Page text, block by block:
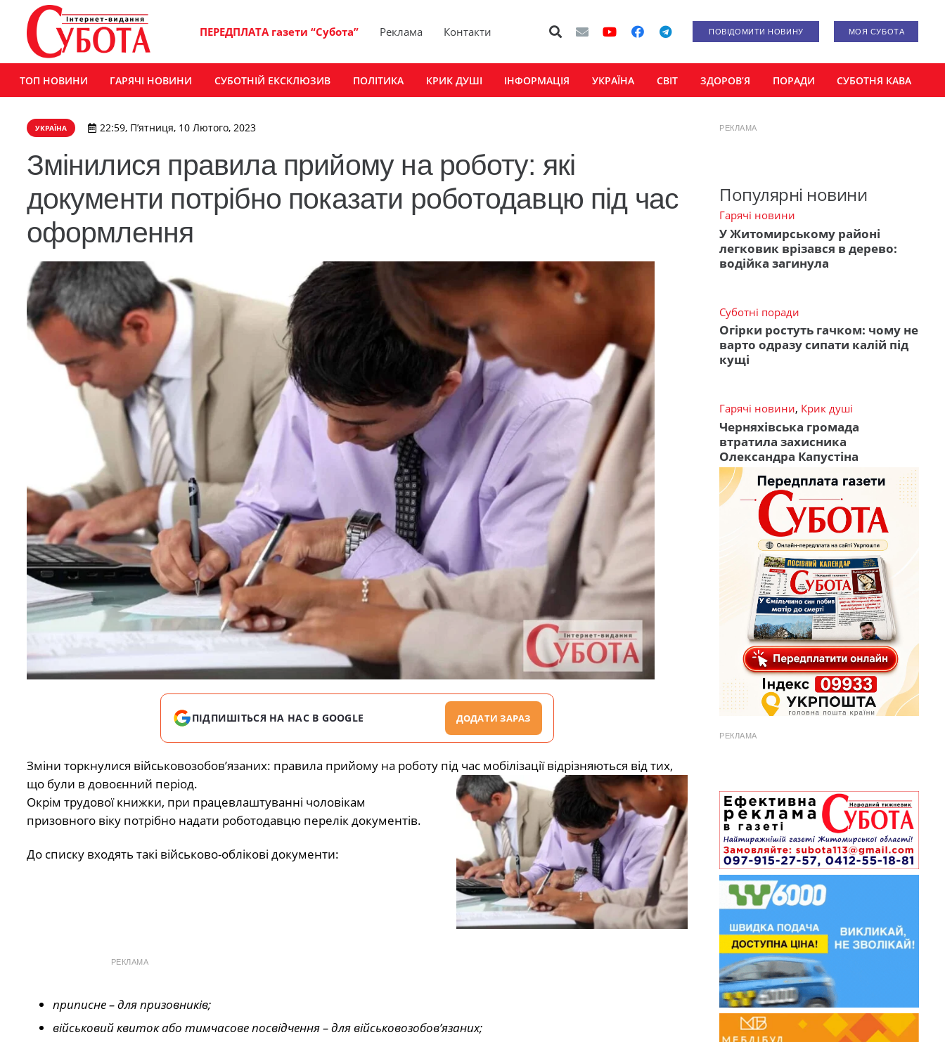
ПЕРЕДПЛАТА газети “Субота” Реклама Контакти ПОВІДОМИТИ НОВИНУ МОЯ СУБОТА
ТОП НОВИНИ ГАРЯЧІ НОВИНИ СУБОТНІЙ ЕКСКЛЮЗИВ ПОЛІТИКА КРИК ДУШІ ІНФОРМАЦІЯ УКРАЇНА СВІТ ЗДОРОВ’Я ПОРАДИ СУБОТНЯ КАВА
УКРАЇНА 22:59, П’ятниця, 10 Лютого, 2023
Змінилися правила прийому на роботу: які
документи потрібно показати роботодавцю під час
оформлення
ПІДПИШІТЬСЯ НА НАС В GOOGLE ДОДАТИ ЗАРАЗ
Зміни торкнулися військовозобов’язаних: правила прийому на роботу під час мобілізації відрізняються від тих,
що були в довоєнний період.
Окрім трудової книжки, при працевлаштуванні чоловікам
призовного віку потрібно надати роботодавцю перелік документів.
До списку входять такі військово-облікові документи:
РЕКЛАМА
приписне – для призовників;
військовий квиток або тимчасове посвідчення – для військовозобов’язаних;
РЕКЛАМА
Популярні новини
Гарячі новини
У Житомирському районі
легковик врізався в дерево:
водійка загинула
Суботні поради
Огірки ростуть гачком: чому не
варто одразу сипати калій під
кущі
Гарячі новини, Крик душі
Черняхівська громада
втратила захисника
Олександра Капустіна
РЕКЛАМА